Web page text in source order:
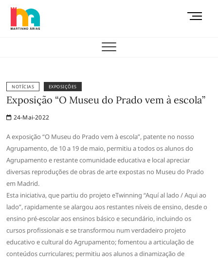
Skip
content
M
t
NOTÍCIAS EXPOSIÇÕES
Exposição “O Museu do Prado vem à escola”
24-Mai-2022
A exposição “O Museu do Prado vem à escola”, patente no nosso
Agrupamento, de 10 a 19 de maio, permitiu a todos os alunos do
Agrupamento e restante comunidade educativa e local apreciar
diversas reproduções de obras de arte expostas no Museu do Prado
em Madrid.
Esta iniciativa, que partiu do projeto eTwinning “Aquí al lado / Aqui ao
lado”, rapidamente se alargou aos restantes níveis de ensino, desde o
ensino pré-escolar aos ensinos básico e secundário, incluindo os
cursos profissionais e se transformou num verdadeiro projeto
educativo e cultural do Agrupamento; fomentou a articulação de
conteúdos curriculares; permitiu aos alunos a dinamização de